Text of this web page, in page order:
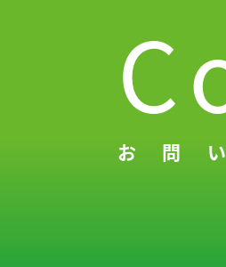
お問